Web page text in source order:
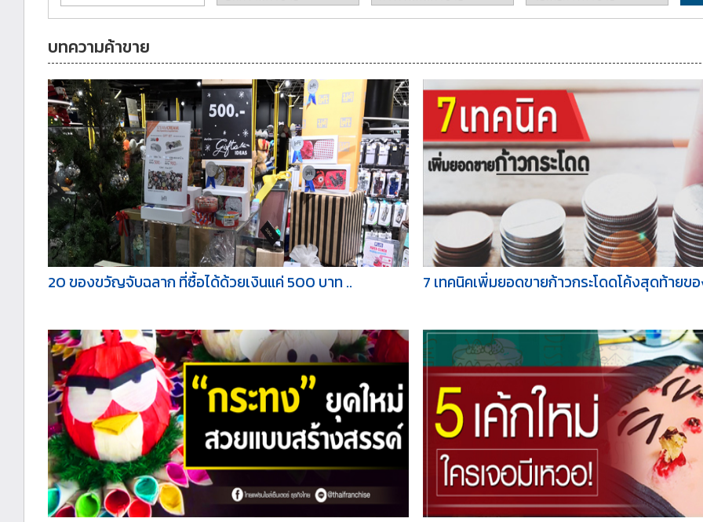
บทความค้าขาย
20 ของขวัญจับฉลาก ที่ซื้อได้ด้วยเงินแค่ 500 บาท .. 7 เทคนิคเพิ่มยอดขายก้าวกระโดดโค้งสุดท้ายข